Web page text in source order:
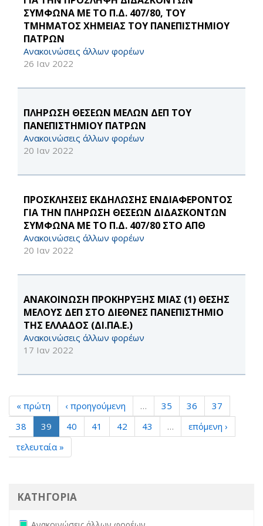
ΣΥΜΦΩΝΑ ΜΕ ΤΟ Π.Δ. 407/80, ΤΟΥ
ΤΜΗΜΑΤΟΣ ΧΗΜΕΙΑΣ ΤΟΥ ΠΑΝΕΠΙΣΤΗΜΙΟΥ
ΠΑΤΡΩΝ
Ανακοινώσεις άλλων φορέων
26 Ιαν 2022
ΠΛΗΡΩΣΗ ΘΕΣΕΩΝ ΜΕΛΩΝ ΔΕΠ ΤΟΥ
ΠΑΝΕΠΙΣΤΗΜΙΟΥ ΠΑΤΡΩΝ
Ανακοινώσεις άλλων φορέων
20 Ιαν 2022
ΠΡΟΣΚΛΗΣΕΙΣ ΕΚΔΗΛΩΣΗΣ ΕΝΔΙΑΦΕΡΟΝΤΟΣ
ΓΙΑ ΤΗΝ ΠΛΗΡΩΣΗ ΘΕΣΕΩΝ ΔΙΔΑΣΚΟΝΤΩΝ
ΣΥΜΦΩΝΑ ΜΕ ΤΟ Π.Δ. 407/80 ΣΤΟ ΑΠΘ
Ανακοινώσεις άλλων φορέων
20 Ιαν 2022
ΑΝΑΚΟΙΝΩΣΗ ΠΡΟΚΗΡΥΞΗΣ ΜΙΑΣ (1) ΘΕΣΗΣ
ΜΕΛΟΥΣ ΔΕΠ ΣΤΟ ΔΙΕΘΝΕΣ ΠΑΝΕΠΙΣΤΗΜΙΟ
ΤΗΣ ΕΛΛΑΔΟΣ (ΔΙ.ΠΑ.Ε.)
Ανακοινώσεις άλλων φορέων
17 Ιαν 2022
« πρώτη ‹ προηγούμενη … 35 36
37
38
39 40 41 42 43 …
επόμενη ›
τελευταία »
ΚΑΤΗΓΟΡΙΑ
Remove Ανακοινώσεις άλλων φορέων filter